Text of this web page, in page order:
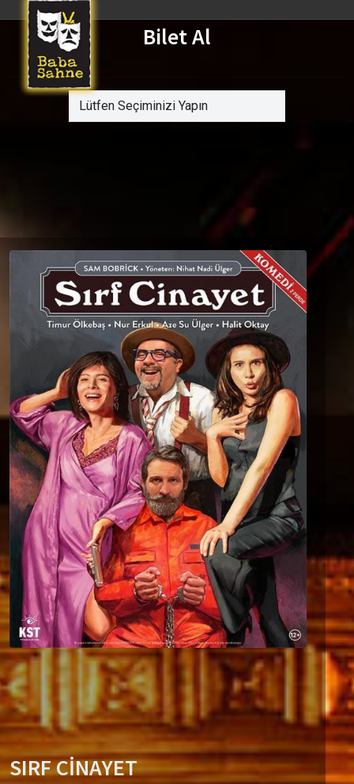
Bilet Al
SIRF CİNAYET